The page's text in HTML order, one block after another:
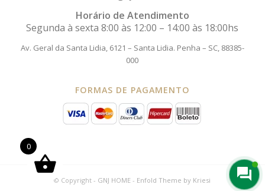
Horário de Atendimento
Segunda à sexta 8:00 às 12:00 – 14:00 às 18:00hs
Av. Geral da Santa Lidia, 6121 – Santa Lidia. Penha – SC, 88385-
000
FORMAS DE PAGAMENTO
© Copyright - GNJ HOME - Enfold Theme by Kriesi
0